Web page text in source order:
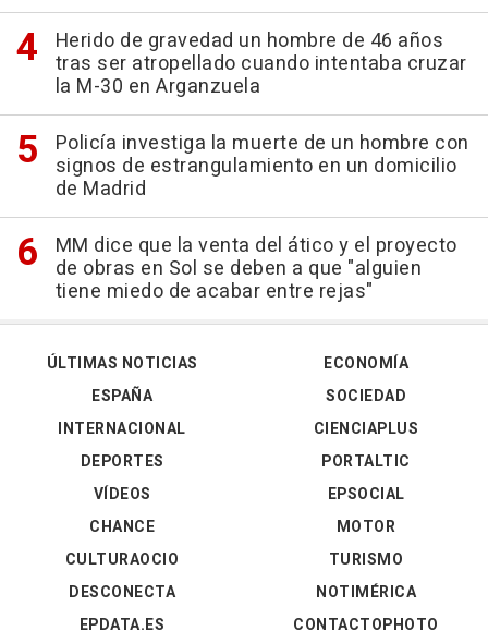
Herido de gravedad un hombre de 46 años
tras ser atropellado cuando intentaba cruzar
la M-30 en Arganzuela
Policía investiga la muerte de un hombre con
signos de estrangulamiento en un domicilio
de Madrid
MM dice que la venta del ático y el proyecto
de obras en Sol se deben a que "alguien
tiene miedo de acabar entre rejas"
ÚLTIMAS NOTICIAS
ESPAÑA
INTERNACIONAL
DEPORTES
VÍDEOS
ECONOMÍA
SOCIEDAD
CIENCIAPLUS
PORTALTIC
EPSOCIAL
CHANCE
CULTURAOCIO
DESCONECTA
EPDATA.ES
MOTOR
TURISMO
NOTIMÉRICA
CONTACTOPHOTO